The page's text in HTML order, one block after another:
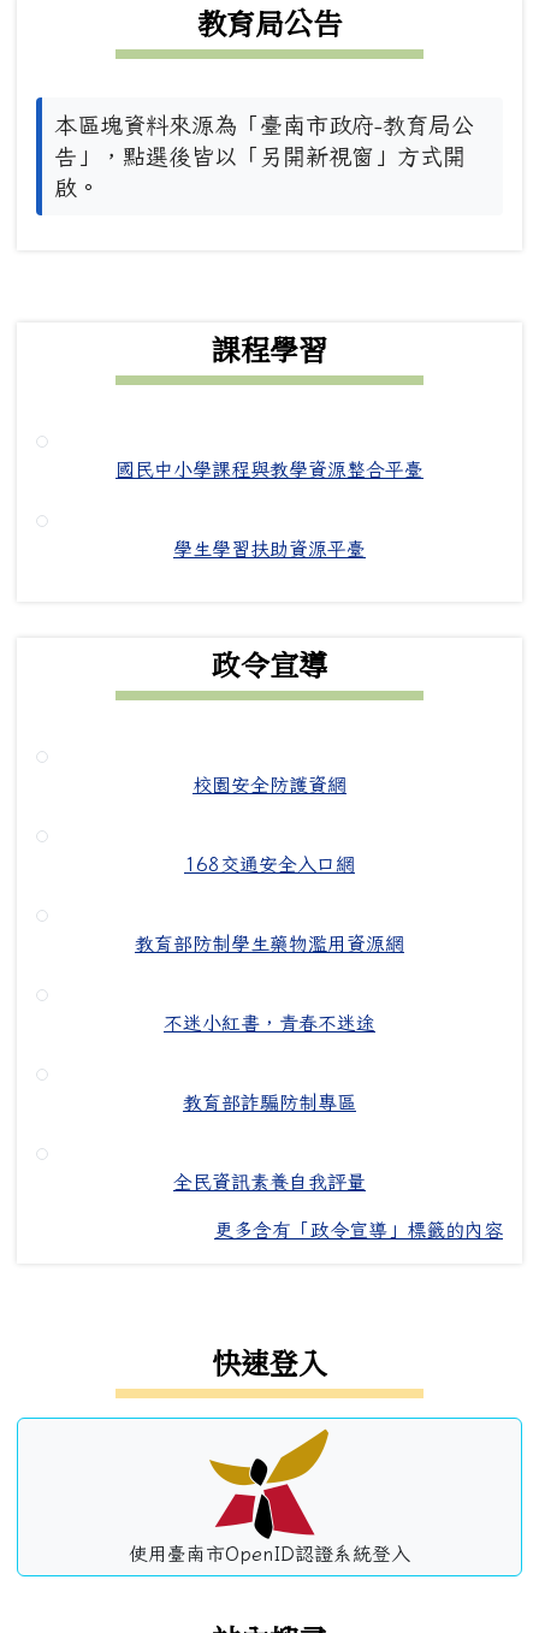
教育局公告
本區塊資料來源為「臺南市政府-教育局公
告」，點選後皆以「另開新視窗」方式開
啟。
課程學習
國民中小學課程與教學資源整合平臺
學生學習扶助資源平臺
政令宣導
校園安全防護資網
168交通安全入口網
教育部防制學生藥物濫用資源網
不迷小紅書，青春不迷途
教育部詐騙防制專區
全民資訊素養自我評量
更多含有「政令宣導」標籤的內容
快速登入
使用臺南市OpenID認證系統登入